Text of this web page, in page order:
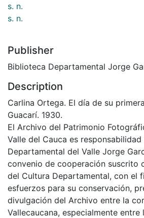
s. n.
s. n.
Publisher
Biblioteca Departamental Jorge
Description
Carlina Ortega. El día de su
Guacarí. 1930.
El Archivo del Patrimonio
Valle del Cauca es
Departamental del Valle Jorge
convenio de cooperación suscrito
del Cultura Departamental, con el
esfuerzos para su conservación,
divulgación del Archivo entre la
Vallecaucana, especialmente entre